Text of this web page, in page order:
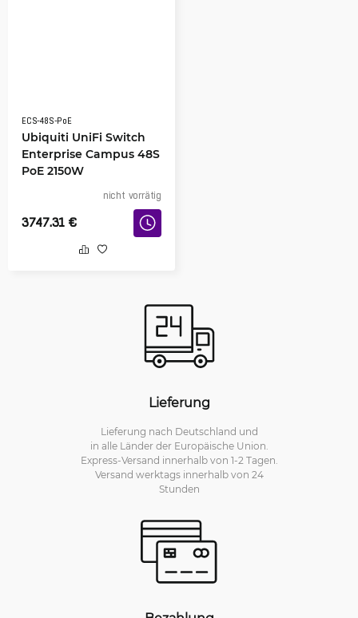
ECS-48S-PoE
Ubiquiti UniFi Switch
Enterprise Campus 48S
PoE 2150W
nicht vorrätig
3747.31 €
Lieferung
Lieferung nach Deutschland und
in alle Länder der Europäische Union.
Express-Versand innerhalb von 1-2 Tagen.
Versand werktags innerhalb von 24
Stunden